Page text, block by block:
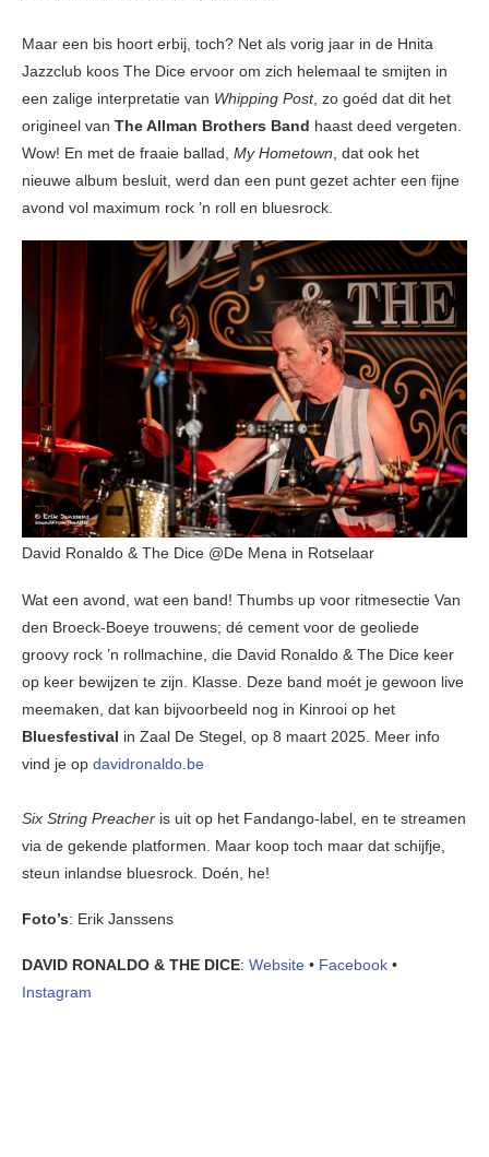
Maar een bis hoort erbij, toch? Net als vorig jaar in de Hnita
Jazzclub koos The Dice ervoor om zich helemaal te smijten in
een zalige interpretatie van Whipping Post, zo goéd dat dit het
origineel van The Allman Brothers Band haast deed vergeten.
Wow! En met de fraaie ballad, My Hometown, dat ook het
nieuwe album besluit, werd dan een punt gezet achter een fijne
avond vol maximum rock ’n roll en bluesrock.
David Ronaldo & The Dice @De Mena in Rotselaar
Wat een avond, wat een band! Thumbs up voor ritmesectie Van
den Broeck-Boeye trouwens; dé cement voor de geoliede
groovy rock ’n rollmachine, die David Ronaldo & The Dice keer
op keer bewijzen te zijn. Klasse. Deze band moét je gewoon live
meemaken, dat kan bijvoorbeeld nog in Kinrooi op het
Bluesfestival in Zaal De Stegel, op 8 maart 2025. Meer info
vind je op davidronaldo.be
Six String Preacher is uit op het Fandango-label, en te streamen
via de gekende platformen. Maar koop toch maar dat schijfje,
steun inlandse bluesrock. Doén, he!
Foto’s: Erik Janssens
DAVID RONALDO & THE DICE: Website • Facebook •
Instagram